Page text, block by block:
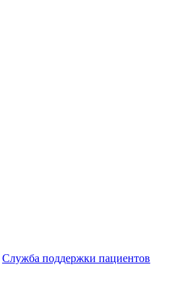
Служба поддержки пациентов